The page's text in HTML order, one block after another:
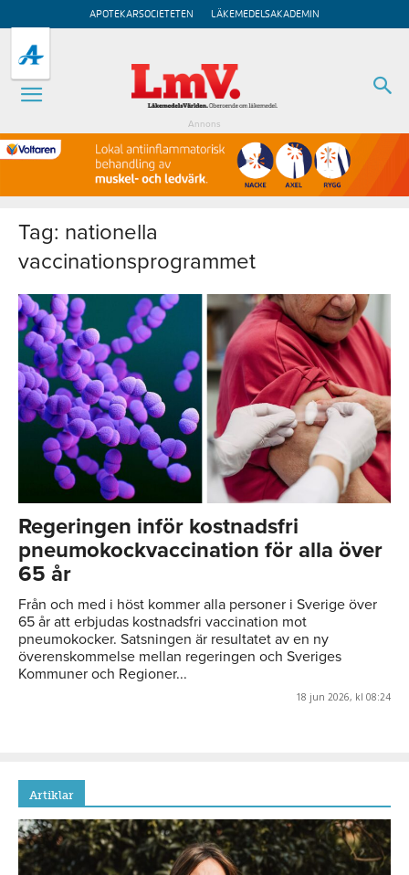
APOTEKARSOCIETETEN LÄKEMEDELSAKADEMIN
Annons
Tag: nationella
vaccinationsprogrammet
Regeringen inför kostnadsfri
pneumokockvaccination för alla över
65 år
Från och med i höst kommer alla personer i Sverige över
65 år att erbjudas kostnadsfri vaccination mot
pneumokocker. Satsningen är resultatet av en ny
överenskommelse mellan regeringen och Sveriges
Kommuner och Regioner...
18 jun 2026, kl 08:24
Artiklar